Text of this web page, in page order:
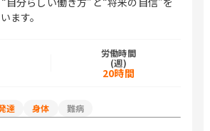
ます。
労働時間
(週)
20時間
達 身体
難病